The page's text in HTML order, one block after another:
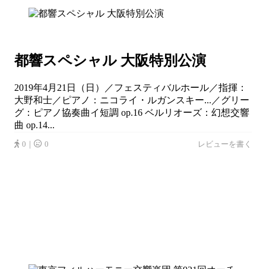
都響スペシャル 大阪特別公演
2019年4月21日（日）／フェスティバルホール／指揮：
大野和士／ピアノ：ニコライ・ルガンスキー...／グリー
グ：ピアノ協奏曲イ短調 op.16 ベルリオーズ：幻想交響
曲 op.14...
0｜ 0 レビューを書く